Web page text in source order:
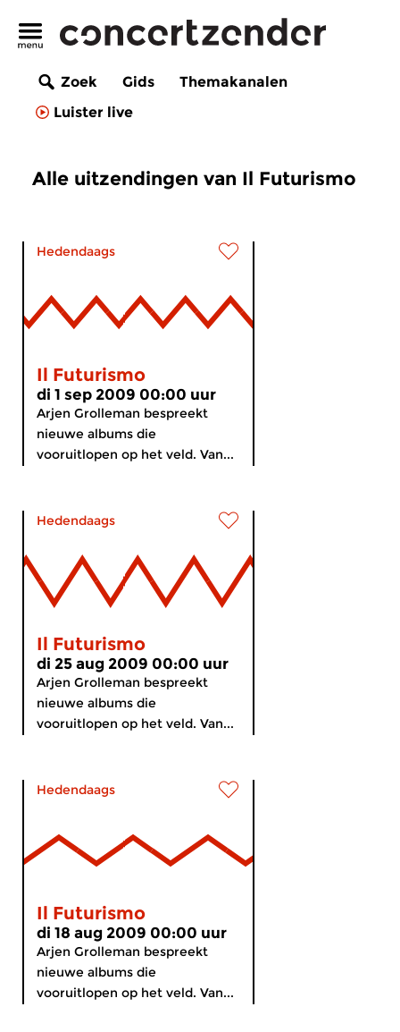
Zoek Gids
Themakanalen
Luister live
Alle uitzendingen van Il Futurismo
Hedendaags
Il Futurismo
di 1 sep 2009 00:00 uur
Arjen Grolleman bespreekt
nieuwe albums die
vooruitlopen op het veld. Van...
Hedendaags
Il Futurismo
di 25 aug 2009 00:00 uur
Arjen Grolleman bespreekt
nieuwe albums die
vooruitlopen op het veld. Van...
Hedendaags
Il Futurismo
di 18 aug 2009 00:00 uur
Arjen Grolleman bespreekt
nieuwe albums die
vooruitlopen op het veld. Van...